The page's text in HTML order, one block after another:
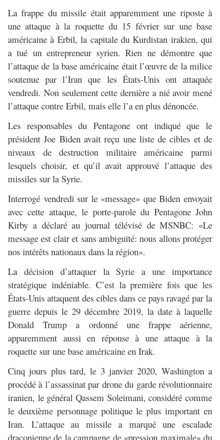
La frappe du missile était apparemment une riposte à
une attaque à la roquette du 15 février sur une base
américaine à Erbil, la capitale du Kurdistan irakien, qui
a tué un entrepreneur syrien. Rien ne démontre que
l’attaque de la base américaine était l’œuvre de la milice
soutenue par l’Iran que les États-Unis ont attaquée
vendredi. Non seulement cette dernière a nié avoir mené
l’attaque contre Erbil, mais elle l’a en plus dénoncée.
Les responsables du Pentagone ont indiqué que le
président Joe Biden avait reçu une liste de cibles et de
niveaux de destruction militaire américaine parmi
lesquels choisir, et qu’il avait approuvé l’attaque des
missiles sur la Syrie.
Interrogé vendredi sur le «message» que Biden envoyait
avec cette attaque, le porte-parole du Pentagone John
Kirby a déclaré au journal télévisé de MSNBC: «Le
message est clair et sans ambiguïté: nous allons protéger
nos intérêts nationaux dans la région».
La décision d’attaquer la Syrie a une importance
stratégique indéniable. C’est la première fois que les
États-Unis attaquent des cibles dans ce pays ravagé par la
guerre depuis le 29 décembre 2019, la date à laquelle
Donald Trump a ordonné une frappe aérienne,
apparemment aussi en réponse à une attaque à la
roquette sur une base américaine en Irak.
Cinq jours plus tard, le 3 janvier 2020, Washington a
procédé à l’assassinat par drone du garde révolutionnaire
iranien, le général Qassem Soleimani, considéré comme
le deuxième personnage politique le plus important en
Iran. L’attaque au missile a marqué une escalade
draconienne de la campagne de «pression maximale» du